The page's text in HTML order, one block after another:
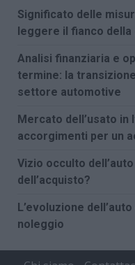
Significato delle
leggere il fianco della
Analisi finanziaria e
termine: la
settore automotive
Mercato dell’usato in
accorgimenti per un
Vizio occulto
dell’acquisto?
L’evoluzione
noleggio